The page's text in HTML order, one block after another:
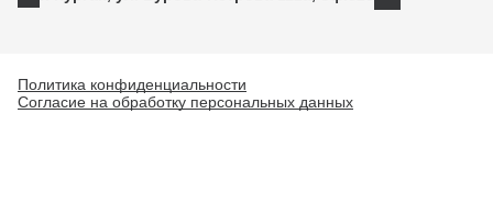
Медиа
Политика конфиденциальности
Согласие на обработку персональных данных